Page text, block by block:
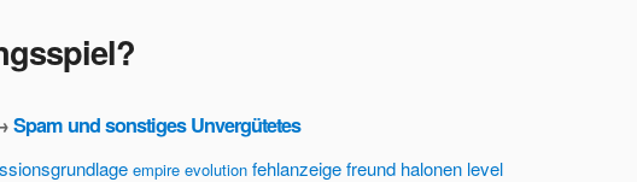
Spam und sonstiges Unvergütetes
empire evolution fehlanzeigefreund halonen level